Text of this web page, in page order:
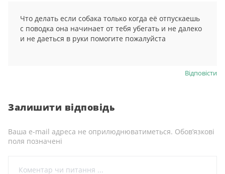
Что делать если собака только когда её отпускаешь
с поводка она начинает от тебя убегать и не далеко
и не даеться в руки помогите пожалуйста
Відповіcти
Залишити відповідь
Ваша e-mail адреса не оприлюднюватиметься. Обов’язкові
поля позначені